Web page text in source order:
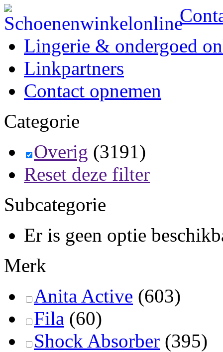
Lingerie & ondergoed
Linkpartners
Contact opnemen
Categorie
Overig (3191)
Reset deze filter
Subcategorie
Er is geen optie
Merk
Anita Active (603)
Fila (60)
Shock Absorber (395)